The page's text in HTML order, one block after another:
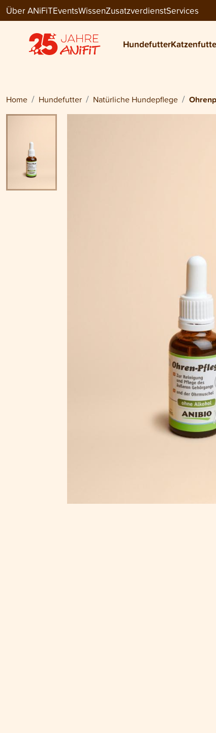
Über ANiFiTEventsWissenZusatzverdienstServices
Hundefutter
Dog Care / Cat Care
OHRENPFLEGE ANIBIO
CHF 13.75
Home Hundefutter Natürliche Hundepflege